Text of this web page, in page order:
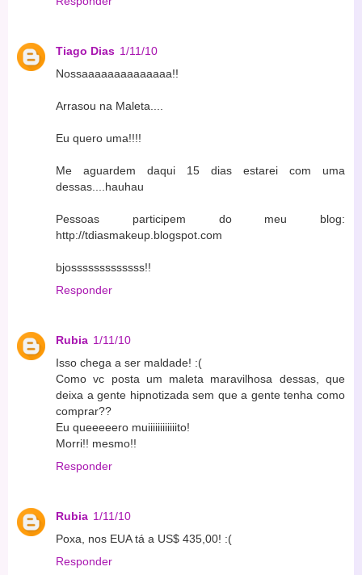
Tiago Dias 1/11/10
Nossaaaaaaaaaaaaaa!!
Arrasou na Maleta....
Eu quero uma!!!!
Me aguardem daqui 15 dias estarei com uma
dessas....hauhau
Pessoas participem do meu blog:
http://tdiasmakeup.blogspot.com
bjosssssssssssss!!
Responder
Rubia 1/11/10
Isso chega a ser maldade! :(
Como vc posta um maleta maravilhosa dessas, que
deixa a gente hipnotizada sem que a gente tenha como
comprar??
Eu queeeeero muiiiiiiiiiiiito!
Morri!! mesmo!!
Responder
Rubia 1/11/10
Poxa, nos EUA tá a US$ 435,00! :(
Responder